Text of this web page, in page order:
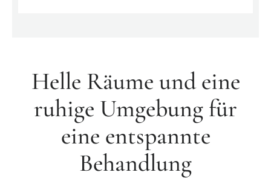
Helle Räume und eine
ruhige Umgebung für
eine entspannte
Behandlung